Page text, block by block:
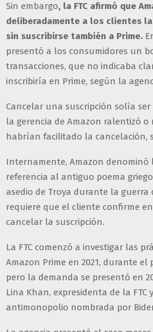
Sin embargo, la FTC afirmó que
deliberadamente a los clientes
sin suscribirse también a Prime.
presentó a los consumidores un
transacciones, que no indicaba
inscribiría en Prime, según la
Cancelar una suscripción solía
la gerencia de Amazon ralentizó o
habrían facilitado la cancelación,
Internamente, Amazon denominó
referencia al antiguo poema
asedio de Troya durante la guerra
requiere que el cliente confirme
cancelar la suscripción.
La FTC comenzó a investigar las
Amazon Prime en 2021, durante el
pero la demanda se presentó en
Lina Khan, expresidenta de la FTC
antimonopolio nombrada por